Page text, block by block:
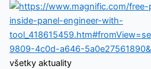
všetky aktuality